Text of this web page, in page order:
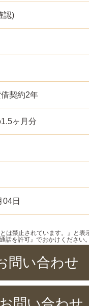
認)
契約2年
ヶ月分
04日
は禁止されています。』と
話を許可』でおかけください
問い合わせ